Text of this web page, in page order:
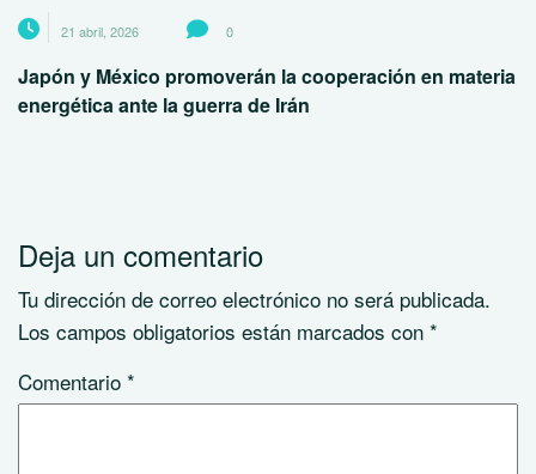
21 abril, 2026 0
Japón y México promoverán la cooperación en materia
energética ante la guerra de Irán
Deja un comentario
Tu dirección de correo electrónico no será publicada.
Los campos obligatorios están marcados con *
Comentario *